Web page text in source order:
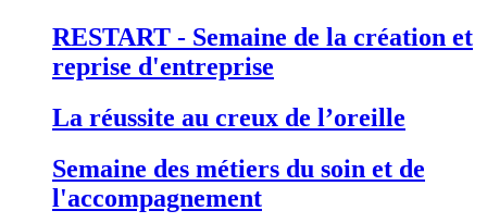
RESTART - Semaine de la création et
reprise d'entreprise
La réussite au creux de l’oreille
Semaine des métiers du soin et de
l'accompagnement